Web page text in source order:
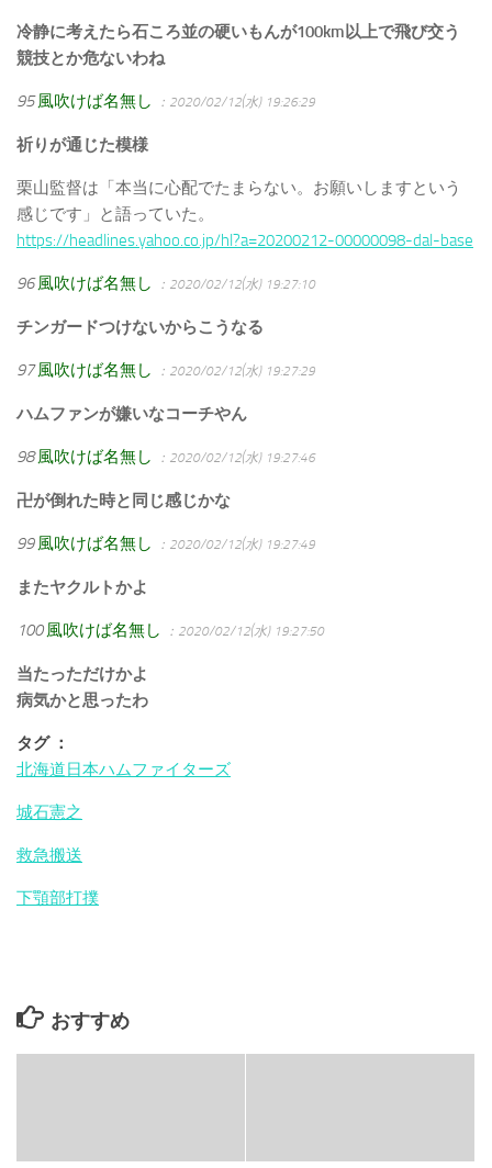
冷静に考えたら石ころ並の硬いもんが100km以上で飛び交う
競技とか危ないわね
95 風吹けば名無し ：2020/02/12(水) 19:26:29
祈りが通じた模様
栗山監督は「本当に心配でたまらない。お願いしますという
感じです」と語っていた。
https://headlines.yahoo.co.jp/hl?a=20200212-00000098-dal-base
96 風吹けば名無し ：2020/02/12(水) 19:27:10
チンガードつけないからこうなる
97 風吹けば名無し ：2020/02/12(水) 19:27:29
ハムファンが嫌いなコーチやん
98 風吹けば名無し ：2020/02/12(水) 19:27:46
卍が倒れた時と同じ感じかな
99 風吹けば名無し ：2020/02/12(水) 19:27:49
またヤクルトかよ
100 風吹けば名無し ：2020/02/12(水) 19:27:50
当たっただけかよ
病気かと思ったわ
タグ ：
北海道日本ハムファイターズ
城石憲之
救急搬送
下顎部打撲
おすすめ